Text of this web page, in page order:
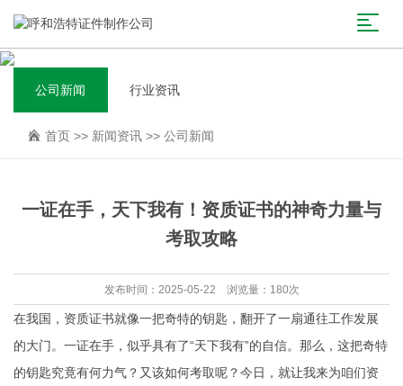
公司新闻 行业资讯
首页 >> 新闻资讯 >> 公司新闻
一证在手，天下我有！资质证书的神奇力量与
考取攻略
发布时间：2025-05-22 浏览量：180次
在我国，资质证书就像一把奇特的钥匙，翻开了一扇通往工作发展
的大门。一证在手，似乎具有了“天下我有”的自信。那么，这把奇特
的钥匙究竟有何力气？又该如何考取呢？今日，就让我来为咱们资